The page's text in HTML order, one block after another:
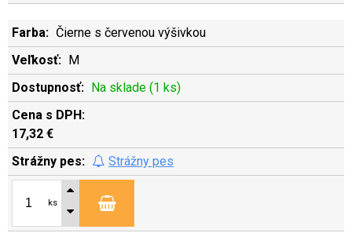
Čierne s červenou výšivkou
M
Na sklade (1 ks)
17,32 €
Strážny pes
ks